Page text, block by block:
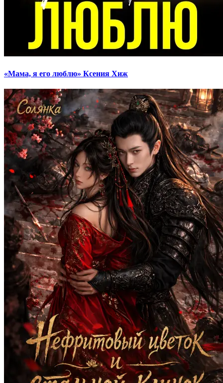
«Мама, я его люблю» Ксения Хиж